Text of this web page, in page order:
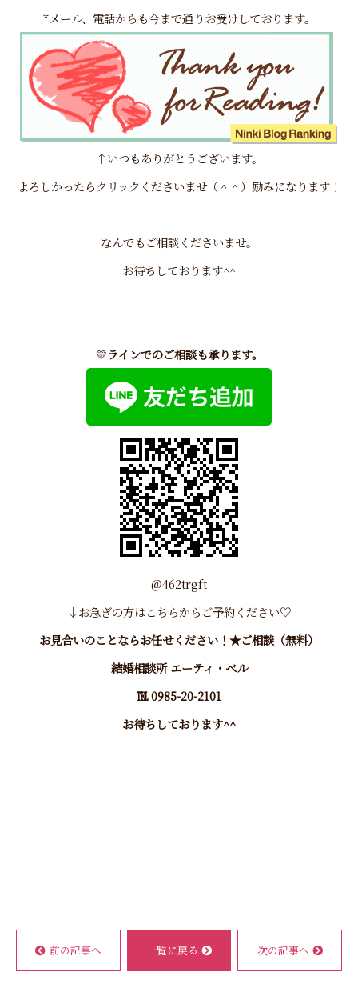
*メール、電話からも今まで通りお受けしております。
↑いつもありがとうございます。
よろしかったらクリックくださいませ（＾＾）励みになります！
なんでもご相談くださいませ。
お待ちしております^^
💛ラインでのご相談も承ります。
@462trgft
↓お急ぎの方はこちらからご予約ください♡
お見合いのことならお任せください！★ご相談（無料）
結婚相談所 エーティ・ベル
℡ 0985-20-2101
お待ちしております^^
前の記事へ 一覧に戻る 次の記事へ